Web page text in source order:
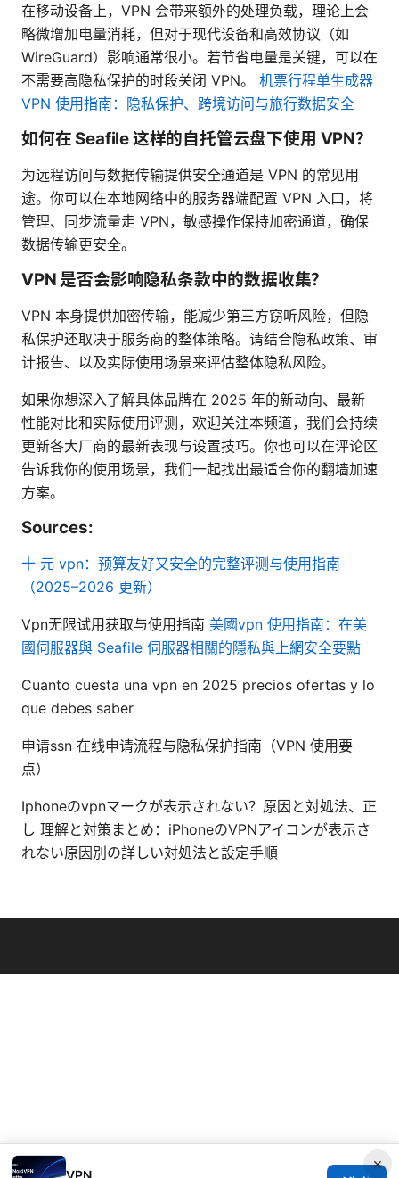
在移动设备上，VPN 会带来额外的处理负载，理论上会
略微增加电量消耗，但对于现代设备和高效协议（如
WireGuard）影响通常很小。若节省电量是关键，可以在
不需要高隐私保护的时段关闭 VPN。 机票行程单生成器
VPN 使用指南：隐私保护、跨境访问与旅行数据安全
如何在 Seafile 这样的自托管云盘下使用 VPN？
为远程访问与数据传输提供安全通道是 VPN 的常见用
途。你可以在本地网络中的服务器端配置 VPN 入口，将
管理、同步流量走 VPN，敏感操作保持加密通道，确保
数据传输更安全。
VPN 是否会影响隐私条款中的数据收集？
VPN 本身提供加密传输，能减少第三方窃听风险，但隐
私保护还取决于服务商的整体策略。请结合隐私政策、审
计报告、以及实际使用场景来评估整体隐私风险。
如果你想深入了解具体品牌在 2025 年的新动向、最新
性能对比和实际使用评测，欢迎关注本频道，我们会持续
更新各大厂商的最新表现与设置技巧。你也可以在评论区
告诉我你的使用场景，我们一起找出最适合你的翻墙加速
方案。
Sources:
十 元 vpn：预算友好又安全的完整评测与使用指南
（2025–2026 更新）
Vpn无限试用获取与使用指南 美國vpn 使用指南：在美
國伺服器與 Seafile 伺服器相關的隱私與上網安全要點
Cuanto cuesta una vpn en 2025 precios ofertas y lo
que debes saber
申请ssn 在线申请流程与隐私保护指南（VPN 使用要
点）
Iphoneのvpnマークが表示されない？原因と対処法、正
し 理解と対策まとめ：iPhoneのVPNアイコンが表示さ
れない原因別の詳しい対処法と設定手順
×
VPN